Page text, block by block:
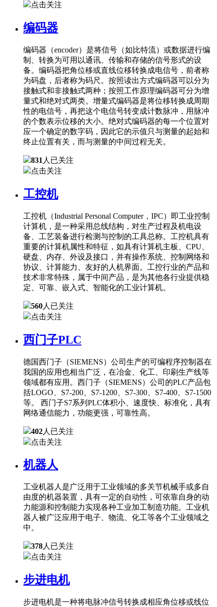
点击关注
编码器
编码器（encoder）是将信号（如比特流）或数据进行编
制、转换为可用以通讯、传输和存储的信号形式的设
备。编码器把角位移或直线位移转换成电信号，前者称
为码盘，后者称为码尺。按照读出方式编码器可以分为
接触式和非接触式两种；按照工作原理编码器可分为增
量式和绝对式两类。增量式编码器是将位移转换成周期
性的电信号，再把这个电信号转变成计数脉冲，用脉冲
的个数表示位移的大小。绝对式编码器的每一个位置对
应一个确定的数字码，因此它的示值只与测量的起始和
终止位置有关，而与测量的中间过程无关。
831 人已关注
点击关注
工控机
工控机（Industrial Personal Computer，IPC）即工业控制
计算机，是一种采用总线结构，对生产过程及机电设
备、工艺装备进行检测与控制的工具总称。工控机具有
重要的计算机属性和特征，如具有计算机主板、CPU、
硬盘、内存、外设及接口，并有操作系统、控制网络和
协议、计算能力、友好的人机界面。工控行业的产品和
技术非常特殊，属于中间产品，是为其他各行业提供稳
定、可靠、嵌入式、智能化的工业计算机。
560人已关注
点击关注
西门子PLC
德国西门子（SIEMENS）公司生产的可编程序控制器在
我国的应用也相当广泛，在冶金、化工、印刷生产线等
领域都有应用。西门子（SIEMENS）公司的PLC产品包
括LOGO、S7-200、S7-1200、S7-300、S7-400、S7-1500
等。 西门子S7系列PLC体积小、速度快、标准化，具有
网络通信能力，功能更强，可靠性高。
402人已关注
点击关注
机器人
工业机器人是广泛用于工业领域的多关节机械手或多自
由度的机器装置，具有一定的自动性，可依靠自身的动
力能源和控制能力实现各种工业加工制造功能。工业机
器人被广泛应用于电子、物流、化工等各个工业领域之
中。
378人已关注
点击关注
步进电机
步进电机是一种将电脉冲信号转换成相应角位移或线位